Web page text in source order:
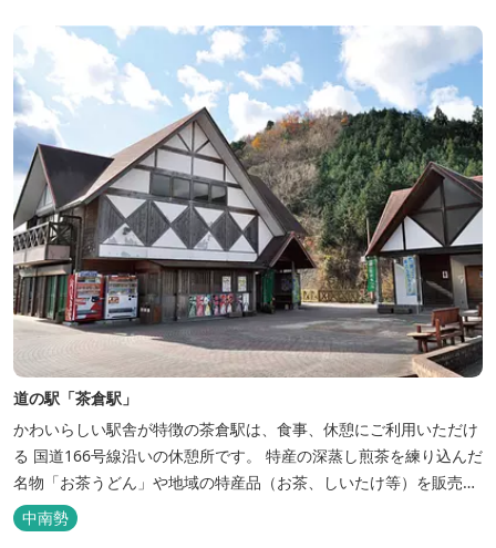
道の駅「茶倉駅」
かわいらしい駅舎が特徴の茶倉駅は、食事、休憩にご利用いただけ
る 国道166号線沿いの休憩所です。 特産の深蒸し煎茶を練り込んだ
名物「お茶うどん」や地域の特産品（お茶、しいたけ等）を販売。
吊り橋をわたれば宿泊施設のエバーグレイズ香肌峡まですぐ。 【イ
チオシ名物】 ・味噌カツ丼…地元産の甘味噌を使ったボリュームた
中南勢